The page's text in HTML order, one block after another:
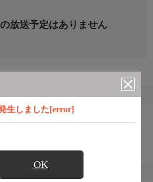
生しました[error]
OK
放送予定はありません
組